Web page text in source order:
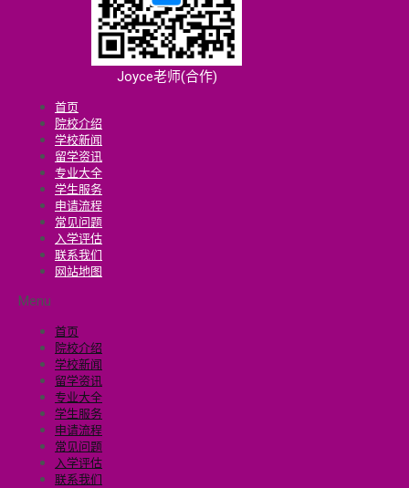
Joyce老师(合作)
首页
院校介绍
学校新闻
留学资讯
专业大全
学生服务
申请流程
常见问题
入学评估
联系我们
网站地图
Menu
首页
院校介绍
学校新闻
留学资讯
专业大全
学生服务
申请流程
常见问题
入学评估
联系我们